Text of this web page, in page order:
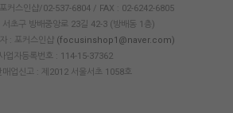
커스인샵/02-537-6804 / FAX : 02-6242-6805
초구 방배중앙로 23길 42-3 (방배동 1층)
: 포커스인샵 (focusinshop1@naver.com)
업자등록번호 : 114-15-37362
매업신고 : 제2012 서울서초 1058호